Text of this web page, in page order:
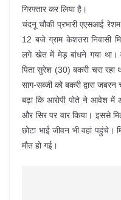
गिरफ्तार कर लिया है।
चंदनू चौकी प्रभारी एएसआई
12 बजे ग्राम केशतरा निवासी
लगे खेत में मेड़ बांधने गया था।
पिता सुरेश (30) बकरी चरा रहा
साग-सब्जी को बकरी द्वारा जबरन
बढ़ा कि आरोपी पोते ने आवेश में
और सिर पर वार किया। इससे
छोटा भाई जीवन भी वहां
मौत हो गई।